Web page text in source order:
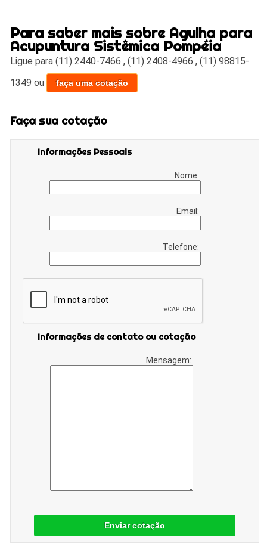
Para saber mais sobre Agulha para
Acupuntura Sistêmica Pompéia
Ligue para(11) 2440-7466 ,(11) 2408-4966 ,(11) 98815-
1349 ou faça uma cotação
Faça sua cotação
Informações Pessoais
Nome:
Email:
Telefone:
Informações de contato ou cotação
Mensagem:
Enviar cotação